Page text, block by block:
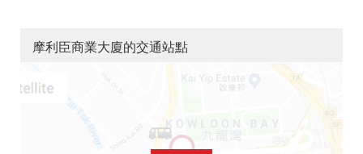
摩利臣商業大廈的交通站點